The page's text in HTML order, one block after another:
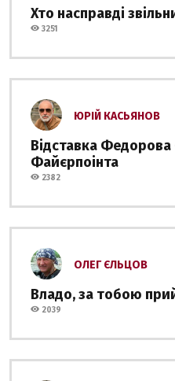
Хто насправді
3251
ЮРІЙ КАСЬЯНОВ
Відставка
Файєрпоінта
2382
ОЛЕГ ЄЛЬЦОВ
Владо, за тобою
2039